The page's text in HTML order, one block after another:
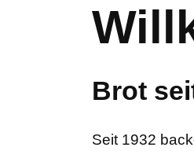
Brot
Seit 1932